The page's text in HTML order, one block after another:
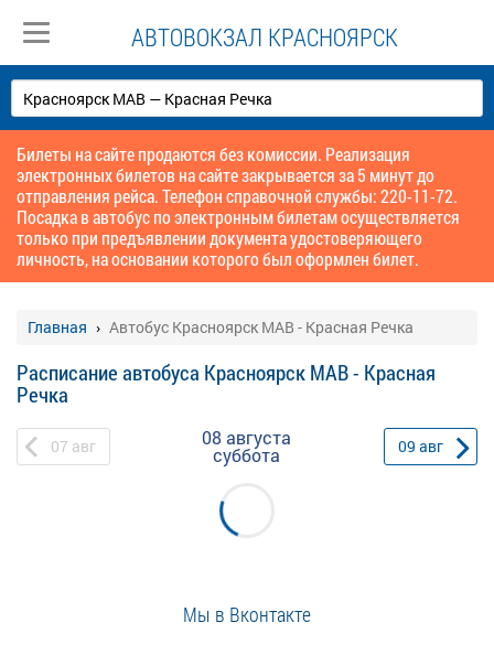
АВТОВОКЗАЛ КРАСНОЯРСК
Билеты на сайте продаются без комиссии. Реализация
электронных билетов на сайте закрывается за 5 минут до
отправления рейса. Телефон справочной службы: 220-11-72.
Посадка в автобус по электронным билетам осуществляется
только при предъявлении документа удостоверяющего
личность, на основании которого был оформлен билет.
Главная Автобус Красноярск МАВ - Красная Речка
Расписание автобуса Красноярск МАВ - Красная
Речка
07 авг 08 августа
суббота 09 авг
Мы в Вконтакте